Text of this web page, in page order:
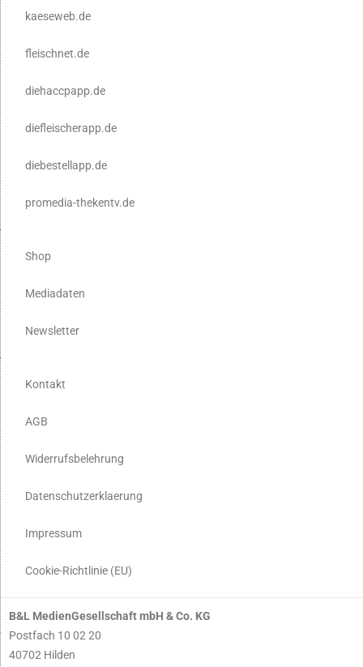
kaeseweb.de
fleischnet.de
diehaccpapp.de
diefleischerapp.de
diebestellapp.de
promedia-thekentv.de
Shop
Mediadaten
Newsletter
Kontakt
AGB
Widerrufsbelehrung
Datenschutzerklaerung
Impressum
Cookie-Richtlinie (EU)
B&L MedienGesellschaft mbH & Co. KG
Postfach 10 02 20
40702 Hilden